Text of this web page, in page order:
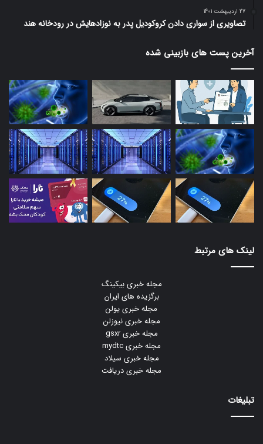
27 اردیبهشت 1401
تصاویری از سواری دادن کروکودیل پدر به نوزادهایش در رودخانه هند
آخرین پست های بازبینی شده
لینک های مرتبط
مجله خبری بیکینگ
برگزیده های ایران
مجله خبری یولن
مجله خبری نیوزلن
مجله خبری gsxr
مجله خبری mydtc
مجله خبری سیلاد
مجله خبری دریافت
تبلیغات